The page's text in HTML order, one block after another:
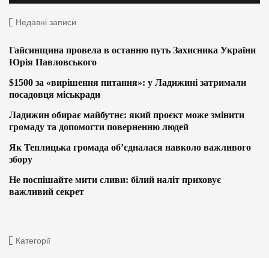
Недавні записи
Гайсинщина провела в останню путь Захисника України
Юрія Павловського
$1500 за «вирішення питання»: у Ладижині затримали
посадовця міськради
Ладижин обирає майбутнє: який проєкт може змінити
громаду та допомогти поверненню людей
Як Теплицька громада об’єдналася навколо важливого
збору
Не поспішайте мити сливи: білий наліт приховує
важливий секрет
Категорії